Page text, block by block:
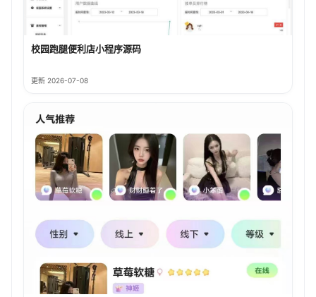
校园跑腿便利店小程序源码
更新 2026-07-08